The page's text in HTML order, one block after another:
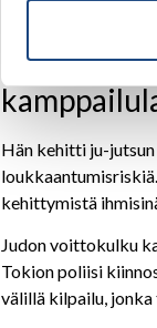
Judo sai
mestari
Hän kehitti ju-
kehittymistä
Judon voittokulku
Tokion poliisi
välillä kilpailu,